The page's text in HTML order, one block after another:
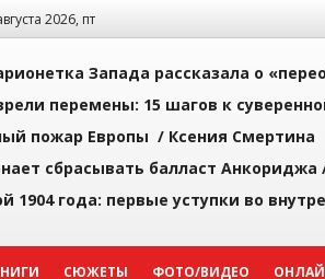
2026, пт
Запада рассказала о
перемены: 15 шагов к
пожар Европы / Ксения Смертина
сбрасывать балласт Анкориджа
1904 года: первые уступки во
СЮЖЕТЫ ФОТО/ВИДЕО